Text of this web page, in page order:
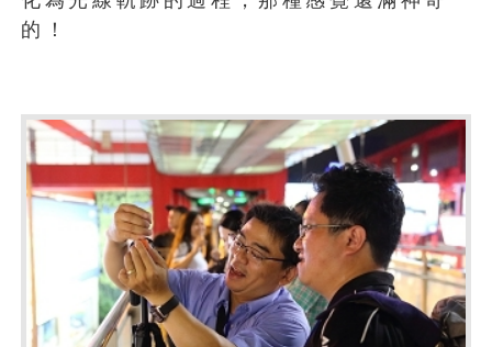
的！